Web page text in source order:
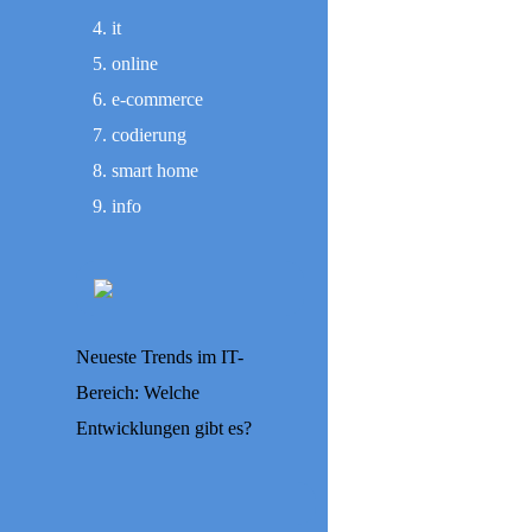
it
online
e-commerce
codierung
smart home
info
Neueste Trends im IT-
Bereich: Welche
Entwicklungen gibt es?